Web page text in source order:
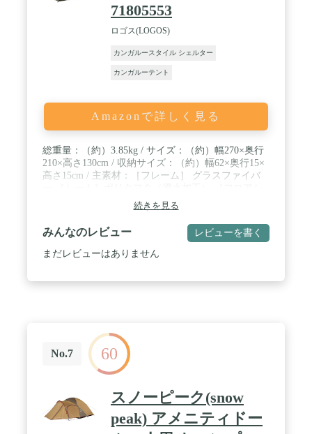
71805553
ロゴス(LOGOS)
カンガルースタイル シェルター
カンガルーテント
Amazonで詳しく見る
総重量：（約）3.85kg / サイズ：（約）幅270×奥行
210×高さ130cm / 収納サイズ：（約）幅62×奥行15×
高さ15cm / 主素材：［フレーム］ グラスファイバ
ート］バルキーポリタフタ（耐水圧3000mm） ［メ
ッシュ］ポリエステル / 隣り合わせにドアを配置。
仲間同士、向かい合わせや並べて設営しレイアウト
自在。１人でも組立て簡単なEZスリーブ構造。
続きを見る
みんなのレビュー レビューを書く
まだレビューはありません
No.7 60
スノーピーク(snow
peak) アメニティドー